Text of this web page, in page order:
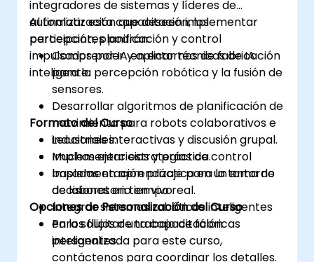
integradores de sistemas y líderes de
automatización que deseen implementar
percepción, planificación y control
impulsados por IA en entornos de fabricación
inteligente.
Al finalizar esta capacitación, los
participantes podrán:
Comprender y aplicar técnicas de IA
para la percepción robótica y la fusión de
sensores.
Desarrollar algoritmos de planificación de
movimiento para robots colaborativos e
industriales.
Implementar estrategias de control
basadas en aprendizaje para la toma de
decisiones en tiempo real.
Integrar sistemas robóticos inteligentes
en los flujos de trabajo de fábricas
inteligentes.
Formato del Curso
Lecciones interactivas y discusión grupal.
Muchas ejercicios y práctica.
Implementación práctica en un entorno
de laboratorio en vivo.
Opciones de Personalización del Curso
Para solicitar una capacitación
personalizada para este curso,
contáctenos para coordinar los detalles.